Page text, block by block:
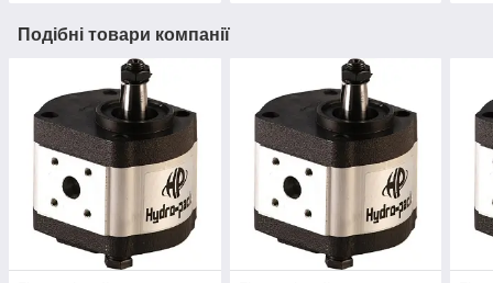
Подібні товари компанії